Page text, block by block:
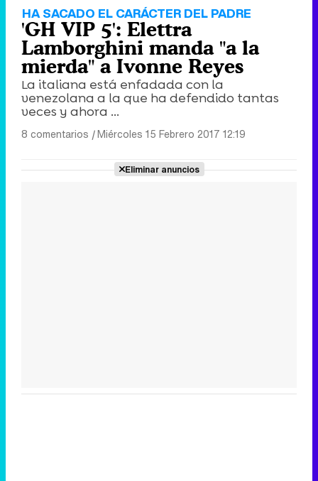
HA SACADO EL CARÁCTER DEL PADRE
'GH VIP 5': Elettra
Lamborghini manda "a la
mierda" a Ivonne Reyes
La italiana está enfadada con la
venezolana a la que ha defendido tantas
veces y ahora ...
8 comentarios |Miércoles 15 Febrero 2017 12:19
Eliminar anuncios